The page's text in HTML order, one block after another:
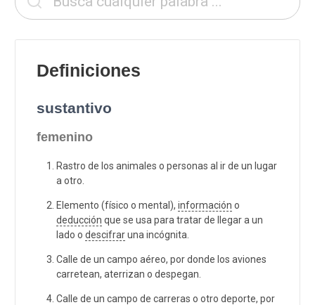
Definiciones
sustantivo
femenino
Rastro de los animales o personas al ir de un lugar
a otro.
Elemento (físico o mental), información o
deducción que se usa para tratar de llegar a un
lado o descifraruna incógnita.
Calle de un campo aéreo, por donde los aviones
carretean, aterrizan o despegan.
Calle de un campo de carreras o otro deporte, por